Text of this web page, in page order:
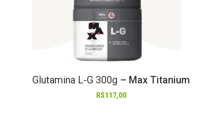
Glutamina L-G 300g – Max Titanium
R$117,00